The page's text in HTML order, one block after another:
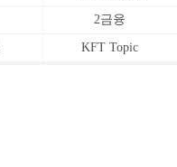
2금융
KFT Topic